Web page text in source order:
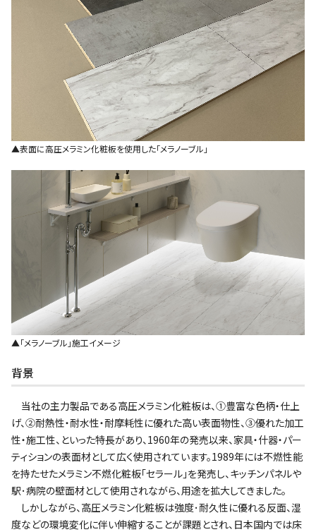
▲表面に高圧メラミン化粧板を使用した｢メラノーブル｣
▲｢メラノーブル｣施工イメージ
背景
当社の主力製品である高圧メラミン化粧板は、①豊富な色柄・仕上
げ、②耐熱性・耐水性・耐摩耗性に優れた高い表面物性、③優れた加工
性・施工性、といった特長があり、1960年の発売以来、家具・什器・パー
ティションの表面材として広く使用されています。1989年には不燃性能
を持たせたメラミン不燃化粧板｢セラール｣を発売し、キッチンパネルや
駅･病院の壁面材として使用されながら、用途を拡大してきました。
しかしながら、高圧メラミン化粧板は強度･耐久性に優れる反面、湿
度などの環境変化に伴い伸縮することが課題とされ、日本国内では床